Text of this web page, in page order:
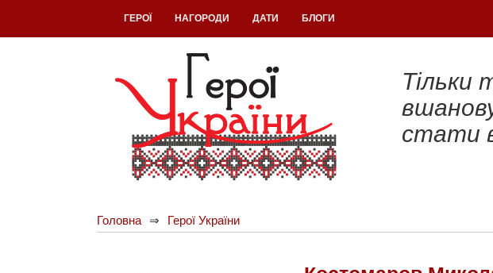
ГЕРОЇ НАГОРОДИ ДАТИ БЛОГИ
Тільки
стати
Головна Герої України